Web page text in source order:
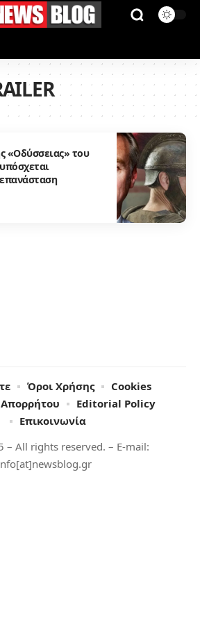
«Οδύσσειας» του
All rights reserved. – E-mail:
Όροι Χρήσης
Cookies
Απορρήτου
Editorial Policy
Επικοινωνία